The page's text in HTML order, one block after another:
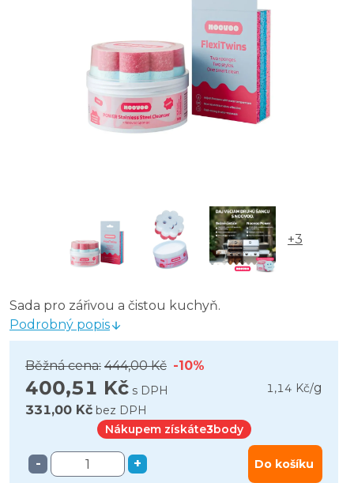
+3
Sada pro zářivou a čistou kuchyň.
Podrobný popis
Běžná cena: 444,00 Kč -10%
400,51 Kč s DPH 1,14 Kč/g
331,00 Kč bez DPH
Nákupem získáte3body
- + Do košíku